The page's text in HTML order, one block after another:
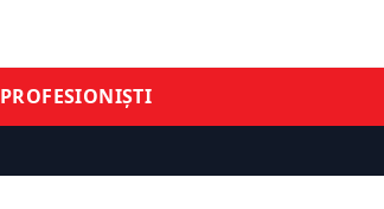
PROFESIONIȘTI